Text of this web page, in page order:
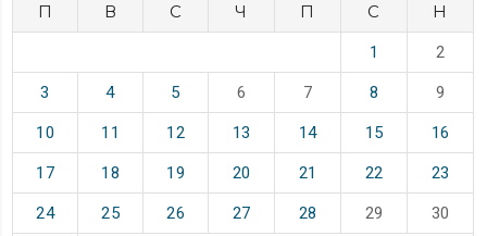
П В С Ч П С Н
1 2
3 4 5 6 7 8 9
10 11 12 13 14 15 16
17 18 19 20 21 22 23
24 25 26 27 28 29 30